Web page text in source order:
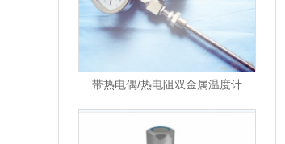
带热电偶/热电阻双金属温度计